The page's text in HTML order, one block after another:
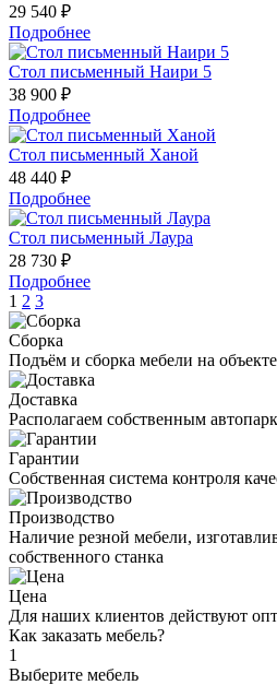
29 540 ₽
Подробнее
Стол письменный Наири 5
38 900 ₽
Подробнее
Стол письменный Ханой
48 440 ₽
Подробнее
Стол письменный Лаура
28 730 ₽
Подробнее
1 2 3
Сборка
Подъём и сборка мебели на объекте
Доставка
Располагаем собственным
Гарантии
Собственная система контроля
Производство
Наличие резной мебели,
собственного станка
Цена
Для наших клиентов действуют
Как заказать мебель?
1
Выберите мебель